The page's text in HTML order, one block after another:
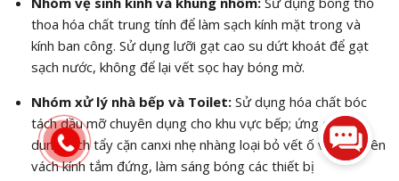
thoa hóa chất trung tính để làm sạch kính mặt trong và
kính ban công. Sử dụng lưỡi gạt cao su dứt khoát để gạt
sạch nước, không để lại vết sọc hay bóng mờ.
Nhóm xử lý nhà bếp và Toilet:Sử dụng hóa chất bóc
tách dầu mỡ chuyên dụng cho khu vực bếp; ứng dụng
dung dịch tẩy cặn canxi nhẹ nhàng loại bỏ vết ố vảy cá trên
vách kính tắm đứng, làm sáng bóng các thiết bị